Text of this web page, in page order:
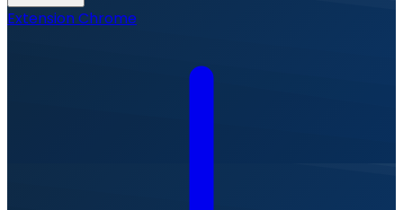
Extension Chrome